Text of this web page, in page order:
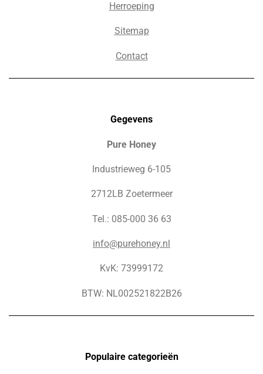
Herroeping
Sitemap
Contact
Gegevens
Pure Honey
Industrieweg 6-105
2712LB Zoetermeer
Tel.: 085-000 36 63
info@purehoney.nl
KvK: 73999172
BTW: NL002521822B26
Populaire categorieën